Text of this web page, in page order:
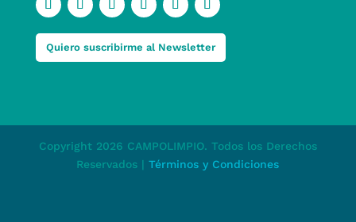
Quiero suscribirme al Newsletter
Copyright 2026 CAMPOLIMPIO. Todos los Derechos
Reservados |Términos y Condiciones